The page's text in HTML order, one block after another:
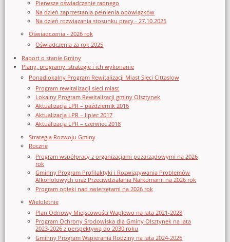
Pierwsze oświadczenie radnego
Na dzień zaprzestania pełnienia obowiązków
Na dzień rozwiązania stosunku pracy - 27.10.2025
Oświadczenia - 2026 rok
Oświadczenia za rok 2025
Raport o stanie Gminy
Plany, programy, strategie i ich wykonanie
Ponadlokalny Program Rewitalizacji Miast Sieci Cittaslow
Program rewitalizacji sieci miast
Lokalny Program Rewitalizacji gminy Olsztynek
Aktualizacja LPR – październik 2016
Aktualizacja LPR – lipiec 2017
Aktualizacja LPR – czerwiec 2018
Strategia Rozwoju Gminy
Roczne
Program współpracy z organizacjami pozarządowymi na 2026
rok
Gminny Program Profilaktyki i Rozwiązywania Problemów
Alkoholowych oraz Przeciwdziałania Narkomanii na 2026 rok
Program opieki nad zwierzętami na 2026 rok
Wieloletnie
Plan Odnowy Miejscowości Waplewo na lata 2021-2028
Program Ochrony Środowiska dla Gminy Olsztynek na lata
2023-2026 z perspektywą do 2030 roku
Gminny Program Wspierania Rodziny na lata 2024-2026